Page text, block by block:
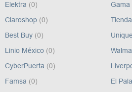
Elektra (0) Gama
Claroshop (0)
Best Buy (0)
Linio México (0)
CyberPuerta (0)
Famsa (0) El